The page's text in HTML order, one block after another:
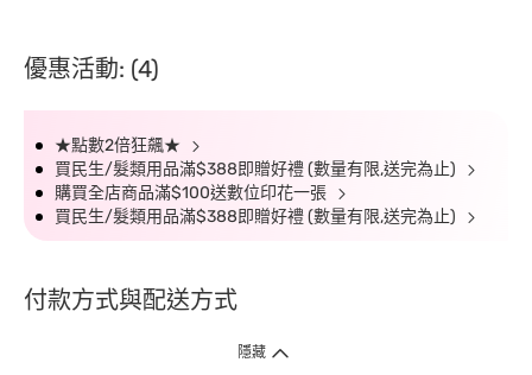
優惠活動: (4)
★點數2倍狂飆★
買民生/髮類用品滿$388即贈好禮 (數量有限,送完為止)
購買全店商品滿$100送數位印花一張
買民生/髮類用品滿$388即贈好禮 (數量有限,送完為止)
付款方式與配送方式
隱藏